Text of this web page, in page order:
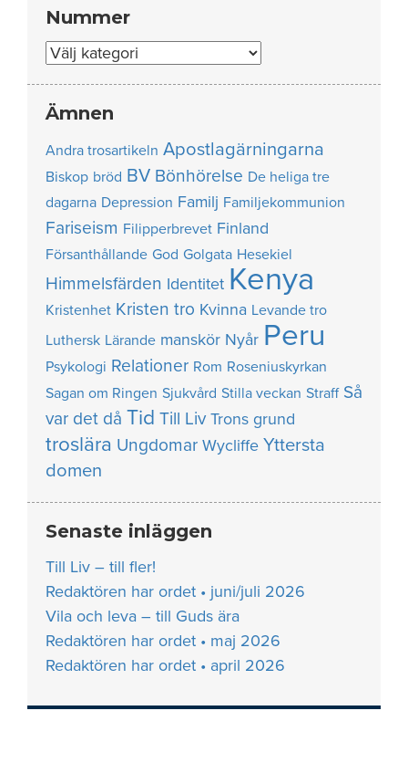
Nummer
Nummer
Ämnen
Andra trosartikeln Apostlagärningarna
Biskop bröd BV Bönhörelse De heliga tre
dagarna Depression Familj Familjekommunion
Fariseism Filipperbrevet Finland
Försanthållande God Golgata Hesekiel
Himmelsfärden Identitet Kenya
Kristenhet Kristen tro Kvinna Levande tro
Luthersk Lärande manskör Nyår Peru
Psykologi Relationer Rom Roseniuskyrkan
Sagan om Ringen Sjukvård Stilla veckan Straff Så
var det då Tid Till Liv Trons grund
troslära Ungdomar Wycliffe Yttersta
domen
Senaste inläggen
Till Liv – till fler!
Redaktören har ordet • juni/juli 2026
Vila och leva – till Guds ära
Redaktören har ordet • maj 2026
Redaktören har ordet • april 2026